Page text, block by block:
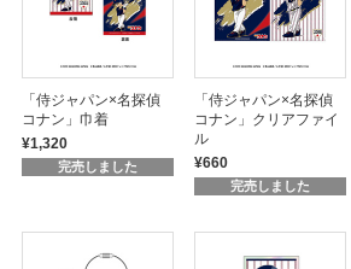
「侍ジャパン×名探偵
コナン」巾着
¥1,320
完売しました
「侍ジャパン×名探偵
コナン」クリアファイ
ル
¥660
完売しました